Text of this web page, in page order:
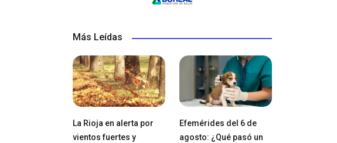
Más Leídas
La Rioja en alerta por
vientos fuertes y
Efemérides del 6 de
agosto: ¿Qué pasó un